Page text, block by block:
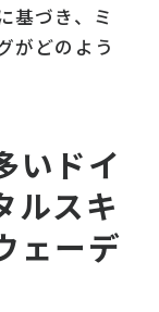
基づき、ミ
がどのよう
いドイ
ルスキ
ェーデ